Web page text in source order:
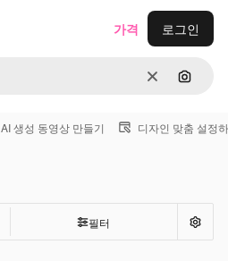
지우기이미지
가격 로그인
AI 생성 동영상 만들기 디자인 맞춤 설정
필터